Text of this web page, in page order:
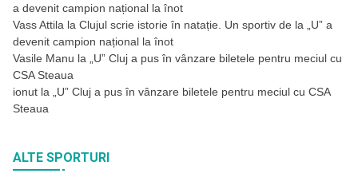
a devenit campion național la înot
Vass Attila la Clujul scrie istorie în natație. Un sportiv de la „U” a
devenit campion național la înot
Vasile Manu la
„U” Cluj a pus în vânzare biletele pentru meciul cu
CSA Steaua
ionut la
„U” Cluj a pus în vânzare biletele pentru meciul cu CSA
Steaua
ALTE SPORTURI